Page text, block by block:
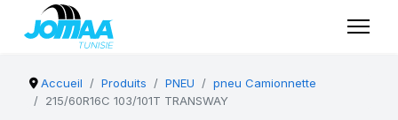
Accueil Produits PNEU
pneu Camionnette
215/60R16C 103/101T TRANSWAY